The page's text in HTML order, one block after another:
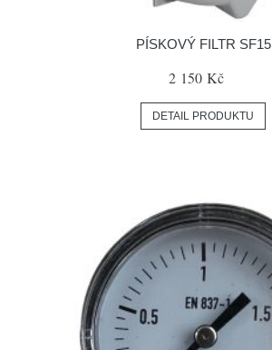
PÍSKOVÝ FILTR SF15
2 150 Kč
DETAIL PRODUKTU